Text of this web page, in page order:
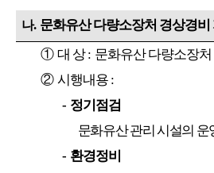
나. 문화유산 다량소장처 경상경비
①대 상: 문화유산 다량소장처
②시행내용 :
- 정기점검
문화유산 관리 시설의 운
- 환경정비